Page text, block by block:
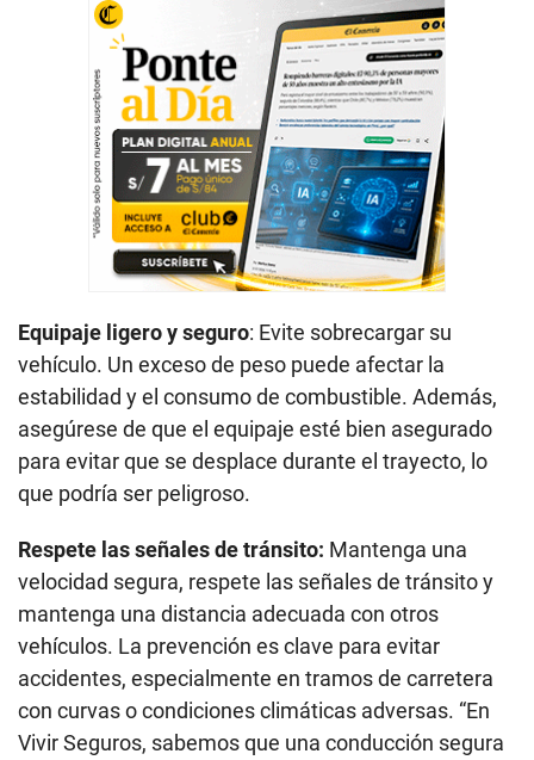
Equipaje ligero y seguro: Evite sobrecargar su
vehículo. Un exceso de peso puede afectar la
estabilidad y el consumo de combustible. Además,
asegúrese de que el equipaje esté bien asegurado
para evitar que se desplace durante el trayecto, lo
que podría ser peligroso.
Respete las señales de tránsito: Mantenga una
velocidad segura, respete las señales de tránsito y
mantenga una distancia adecuada con otros
vehículos. La prevención es clave para evitar
accidentes, especialmente en tramos de carretera
con curvas o condiciones climáticas adversas. “En
Vivir Seguros, sabemos que una conducción segura